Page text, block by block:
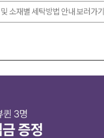
소재별 세탁방법 안내 보러가기